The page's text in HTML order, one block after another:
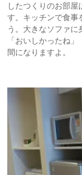
したつくりのお部屋
す。キッチンで食事
う。大きなソファ
「おいしかったね
間になりますよ。